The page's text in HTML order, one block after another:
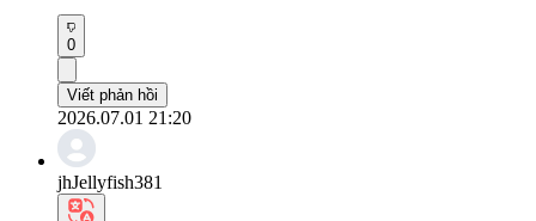
0
Viết phản hồi
2026.07.01 21:20
jhJellyfish381